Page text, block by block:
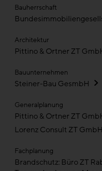
Bauherrschaft
Architektur
Pittino & Ortner ZT
Bauunternehmen
Steiner-Bau GesmbH
Generalplanung
Pittino & Ortner ZT
Lorenz Consult ZT GmbH
Fachplanung
Brandschutz: Büro ZT